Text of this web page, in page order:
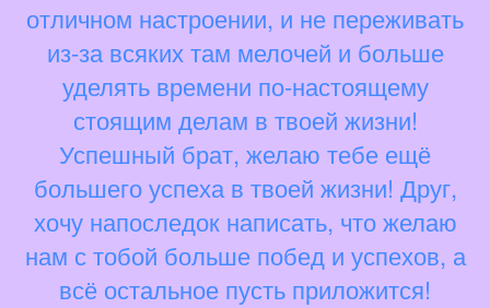
отличном настроении, и не переживать
из-за всяких там мелочей и больше
уделять времени по-настоящему
стоящим делам в твоей жизни!
Успешный брат, желаю тебе ещё
большего успеха в твоей жизни! Друг,
хочу напоследок написать, что желаю
нам с тобой больше побед и успехов, а
всё остальное пусть приложится!